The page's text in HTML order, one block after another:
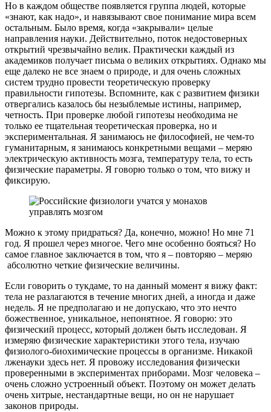
Но в каждом обществе появляется группа людей, которые
«знают, как надо», и навязывают свое понимание мира всем
остальным. Было время, когда «закрывали» целые
направления науки. Действительно, поток недостоверных
открытий чрезвычайно велик. Практически каждый из
академиков получает письма о великих открытиях. Однако мы
еще далеко не все знаем о природе, и для очень сложных
систем трудно провести теоретическую проверку
правильности гипотезы. Вспомните, как с развитием физики
отвергались казалось бы незыблемые истины, например,
четность. При проверке любой гипотезы необходима не
только ее тщательная теоретическая проверка, но и
экспериментальная. Я занимаюсь не философией, не чем-то
гуманитарным, я занимаюсь конкретными вещами – меряю
электрическую активность мозга, температуру тела, то есть
физические параметры. Я говорю только о том, что вижу и
фиксирую.
Можно к этому придраться? Да, конечно, можно! Но мне 71
год. Я прошел через многое. Чего мне особенно бояться? Но
самое главное заключается в том, что я – повторяю – меряю
абсолютно четкие физические величины.
Если говорить о тукдаме, то на данный момент я вижу факт:
тела не разлагаются в течение многих дней, а иногда и даже
недель. Я не предполагаю и не допускаю, что это нечто
божественное, уникальное, непонятное. Я говорю: это
физический процесс, который должен быть исследован. Я
измеряю физические характеристики этого тела, изучаю
физиолого-биохимические процессы в организме. Никакой
лженауки здесь нет. Я провожу исследования физически
проверенными в экспериментах приборами. Мозг человека –
очень сложно устроенный объект. Поэтому он может делать
очень хитрые, нестандартные вещи, но он не нарушает
законов природы.